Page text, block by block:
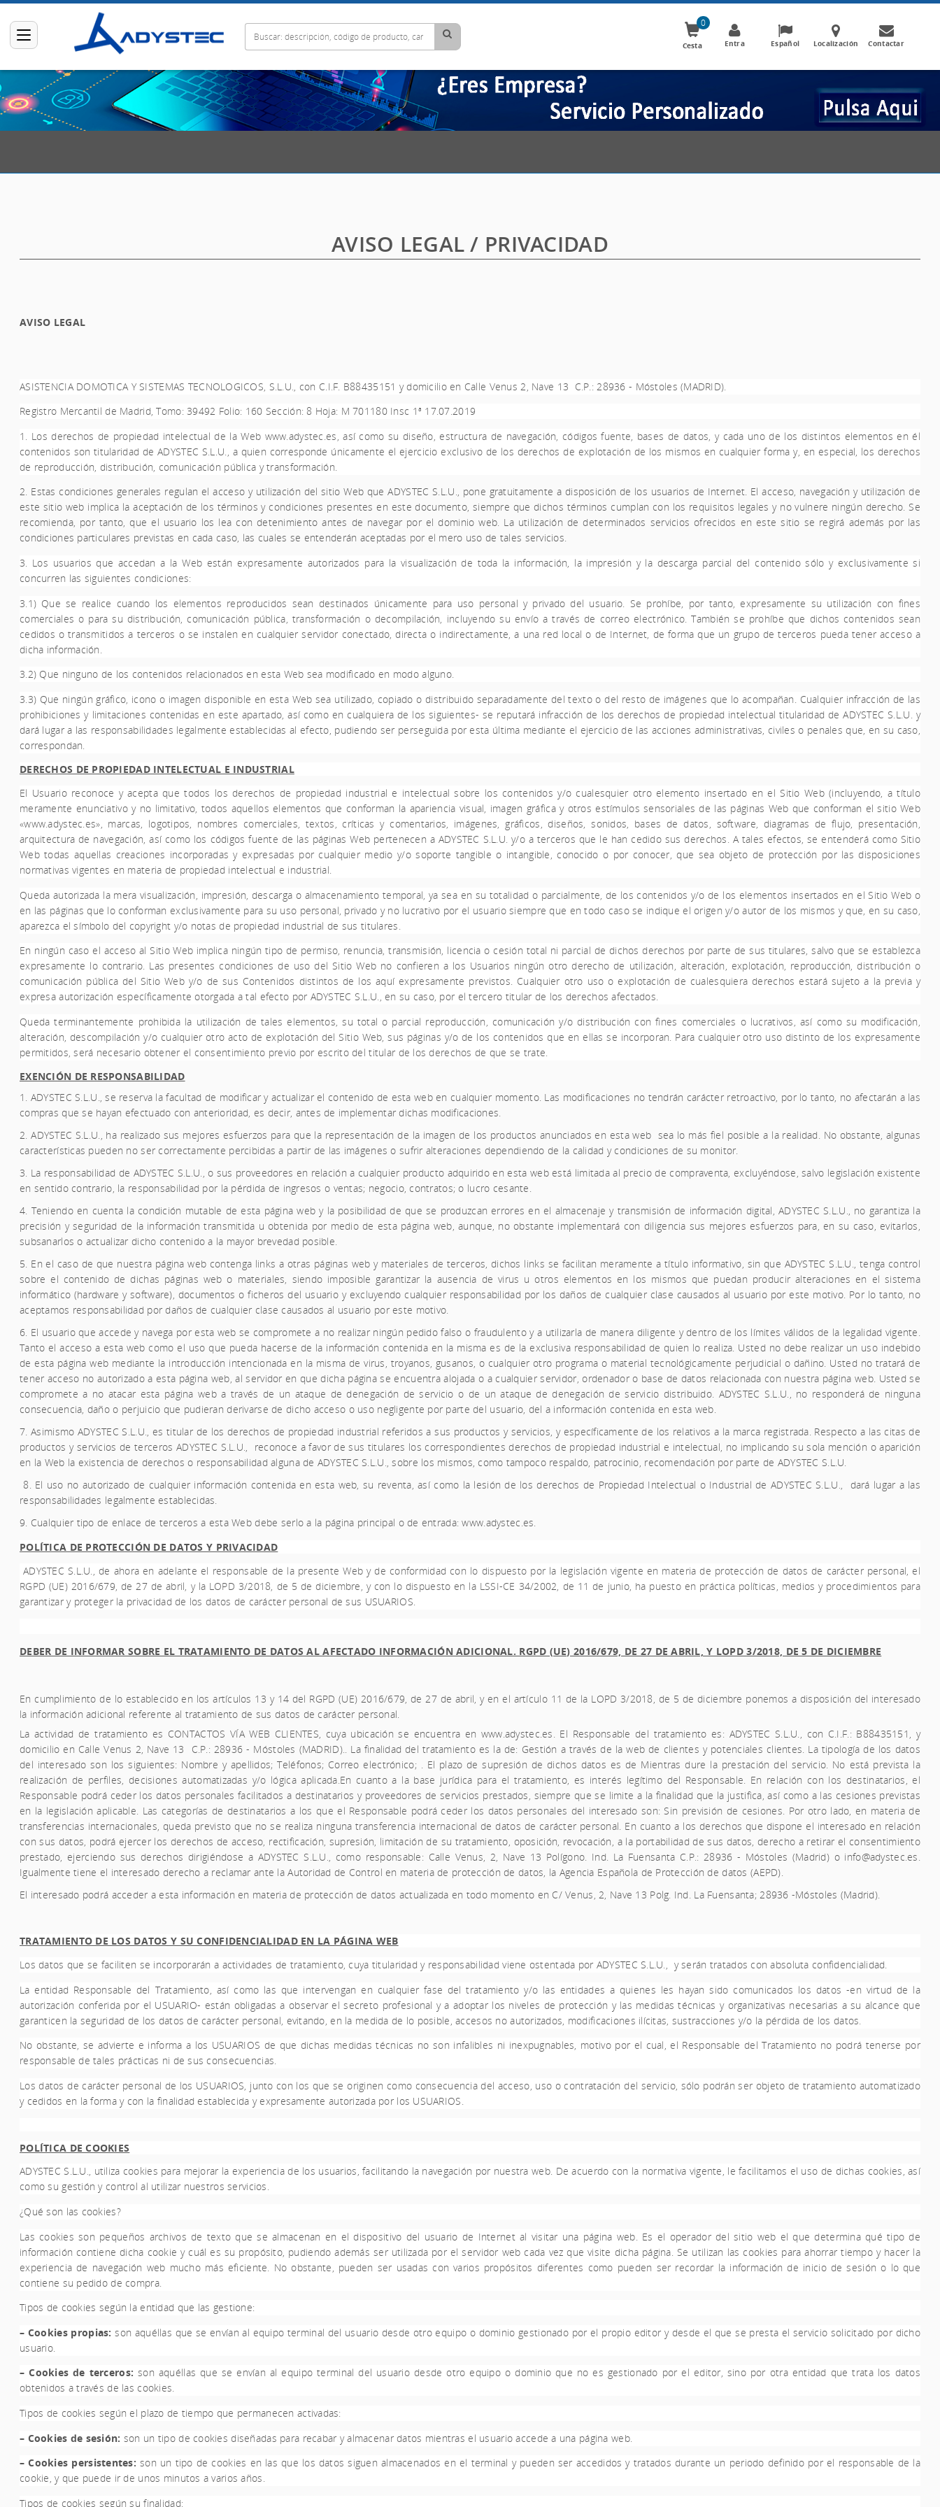
Cesta
0
Entra Español Localización Contactar
AVISO LEGAL / PRIVACIDAD
AVISO LEGAL
ASISTENCIA DOMOTICA Y SISTEMAS TECNOLOGICOS, S.L.U. , con C.I.F. B88435151 y domicilio en Calle Venus 2, Nave 13 C.P.: 28936 - Móstoles (MADRID).
Registro Mercantil de Madrid, Tomo: 39492 Folio: 160 Sección: 8 Hoja: M 701180 Insc 1ª 17.07.2019
1. Los derechos de propiedad intelectual de la Web www.adystec.es, así como su diseño, estructura de navegación, códigos fuente, bases de datos, y cada uno de los distintos elementos en él
contenidos son titularidad deADYSTEC S.L.U., a quien corresponde únicamente el ejercicio exclusivo de los derechos de explotación de los mismos en cualquier forma y, en especial, los derechos
de reproducción, distribución, comunicación pública y transformación.
2. Estas condiciones generales regulan el acceso y utilización del sitio Web que ADYSTEC S.L.U., pone gratuitamente a disposición de los usuarios de Internet. El acceso, navegación y utilización de
este sitio web implica la aceptación de los términos y condiciones presentes en este documento, siempre que dichos términos cumplan con los requisitos legales y no vulnere ningún derecho. Se
recomienda, por tanto, que el usuario los lea con detenimiento antes de navegar por el dominio web. La utilización de determinados servicios ofrecidos en este sitio se regirá además por las
condiciones particulares previstas en cada caso, las cuales se entenderán aceptadas por el mero uso de tales servicios.
3. Los usuarios que accedan a la Web están expresamente autorizados para la visualización de toda la información, la impresión y la descarga parcial del contenido sólo y exclusivamente si
concurren las siguientes condiciones:
3.1) Que se realice cuando los elementos reproducidos sean destinados únicamente para uso personal y privado del usuario. Se prohíbe, por tanto, expresamente su utilización con fines
comerciales o para su distribución, comunicación pública, transformación o decompilación, incluyendo su envío a través de correo electrónico. También se prohíbe que dichos contenidos sean
cedidos o transmitidos a terceros o se instalen en cualquier servidor conectado, directa o indirectamente, a una red local o de Internet, de forma que un grupo de terceros pueda tener acceso a
dicha información.
3.2) Que ninguno de los contenidos relacionados en esta Web sea modificado en modo alguno.
3.3) Que ningún gráfico, icono o imagen disponible en esta Web sea utilizado, copiado o distribuido separadamente del texto o del resto de imágenes que lo acompañan. Cualquier infracción de las
prohibiciones y limitaciones contenidas en este apartado, así como en cualquiera de los siguientes- se reputará infracción de los derechos de propiedad intelectual titularidad deADYSTEC S.L.U. y
dará lugar a las responsabilidades legalmente establecidas al efecto, pudiendo ser perseguida por esta última mediante el ejercicio de las acciones administrativas, civiles o penales que, en su caso,
correspondan.
DERECHOS DE PROPIEDAD INTELECTUAL E INDUSTRIAL
El Usuario reconoce y acepta que todos los derechos de propiedad industrial e intelectual sobre los contenidos y/o cualesquier otro elemento insertado en el Sitio Web (incluyendo, a título
meramente enunciativo y no limitativo, todos aquellos elementos que conforman la apariencia visual, imagen gráfica y otros estímulos sensoriales de las páginas Web que conforman el sitio Web
«www.adystec.es», marcas, logotipos, nombres comerciales, textos, críticas y comentarios, imágenes, gráficos, diseños, sonidos, bases de datos, software, diagramas de flujo, presentación,
arquitectura de navegación, así como los códigos fuente de las páginas Web pertenecen a ADYSTEC S.L.U. y/o a terceros que le han cedido sus derechos. A tales efectos, se entenderá como Sitio
Web todas aquellas creaciones incorporadas y expresadas por cualquier medio y/o soporte tangible o intangible, conocido o por conocer, que sea objeto de protección por las disposiciones
normativas vigentes en materia de propiedad intelectual e industrial.
Queda autorizada la mera visualización, impresión, descarga o almacenamiento temporal, ya sea en su totalidad o parcialmente, de los contenidos y/o de los elementos insertados en el Sitio Web o
en las páginas que lo conforman exclusivamente para su uso personal, privado y no lucrativo por el usuario siempre que en todo caso se indique el origen y/o autor de los mismos y que, en su caso,
aparezca el símbolo del copyright y/o notas de propiedad industrial de sus titulares.
En ningún caso el acceso al Sitio Web implica ningún tipo de permiso, renuncia, transmisión, licencia o cesión total ni parcial de dichos derechos por parte de sus titulares, salvo que se establezca
expresamente lo contrario. Las presentes condiciones de uso del Sitio Web no confieren a los Usuarios ningún otro derecho de utilización, alteración, explotación, reproducción, distribución o
comunicación pública del Sitio Web y/o de sus Contenidos distintos de los aquí expresamente previstos. Cualquier otro uso o explotación de cualesquiera derechos estará sujeto a la previa y
expresa autorización específicamente otorgada a tal efecto por ADYSTEC S.L.U., en su caso, por el tercero titular de los derechos afectados.
Queda terminantemente prohibida la utilización de tales elementos, su total o parcial reproducción, comunicación y/o distribución con fines comerciales o lucrativos, así como su modificación,
alteración, descompilación y/o cualquier otro acto de explotación del Sitio Web, sus páginas y/o de los contenidos que en ellas se incorporan. Para cualquier otro uso distinto de los expresamente
permitidos, será necesario obtener el consentimiento previo por escrito del titular de los derechos de que se trate.
EXENCIÓN DE RESPONSABILIDAD
1. ADYSTEC S.L.U.,se reserva la facultad de modificar y actualizar el contenido de esta web en cualquier momento. Las modificaciones no tendrán carácter retroactivo, por lo tanto, no afectarán a las
compras que se hayan efectuado con anterioridad, es decir, antes de implementar dichas modificaciones.
2.ADYSTEC S.L.U., ha realizado sus mejores esfuerzos para que la representación de la imagen de los productos anunciados en esta web sea lo más fiel posible a la realidad. No obstante, algunas
características pueden no ser correctamente percibidas a partir de las imágenes o sufrir alteraciones dependiendo de la calidad y condiciones de su monitor.
3. La responsabilidad de ADYSTEC S.L.U.,o sus proveedores en relación a cualquier producto adquirido en esta web está limitada al precio de compraventa, excluyéndose, salvo legislación existente
en sentido contrario, la responsabilidad por la pérdida de ingresos o ventas; negocio, contratos; o lucro cesante.
4. Teniendo en cuenta la condición mutable de esta página web y la posibilidad de que se produzcan errores en el almacenaje y transmisión de información digital,ADYSTEC S.L.U., no garantiza la
precisión y seguridad de la información transmitida u obtenida por medio de esta página web, aunque, no obstante implementará con diligencia sus mejores esfuerzos para, en su caso, evitarlos,
subsanarlos o actualizar dicho contenido a la mayor brevedad posible.
5. En el caso de que nuestra página web contenga links a otras páginas web y materiales de terceros, dichos links se facilitan meramente a título informativo, sin que ADYSTEC S.L.U., tenga control
sobre el contenido de dichas páginas web o materiales, siendo imposible garantizar la ausencia de virus u otros elementos en los mismos que puedan producir alteraciones en el sistema
informático (hardware y software), documentos o ficheros del usuario y excluyendo cualquier responsabilidad por los daños de cualquier clase causados al usuario por este motivo. Por lo tanto, no
aceptamos responsabilidad por daños de cualquier clase causados al usuario por este motivo.
6. El usuario que accede y navega por esta web se compromete a no realizar ningún pedido falso o fraudulento y a utilizarla de manera diligente y dentro de los límites válidos de la legalidad vigente.
Tanto el acceso a esta web como el uso que pueda hacerse de la información contenida en la misma es de la exclusiva responsabilidad de quien lo realiza. Usted no debe realizar un uso indebido
de esta página web mediante la introducción intencionada en la misma de virus, troyanos, gusanos, o cualquier otro programa o material tecnológicamente perjudicial o dañino. Usted no tratará de
tener acceso no autorizado a esta página web, al servidor en que dicha página se encuentra alojada o a cualquier servidor, ordenador o base de datos relacionada con nuestra página web. Usted se
compromete a no atacar esta página web a través de un ataque de denegación de servicio o de un ataque de denegación de servicio distribuido. ADYSTEC S.L.U., no responderá de ninguna
consecuencia, daño o perjuicio que pudieran derivarse de dicho acceso o uso negligente por parte del usuario, del a información contenida en esta web.
7. Asimismo ADYSTEC S.L.U., es titular de los derechos de propiedad industrial referidos a sus productos y servicios, y específicamente de los relativos a la marca registrada. Respecto a las citas de
productos y servicios de tercerosADYSTEC S.L.U.,
reconoce a favor de sus titulares los correspondientes derechos de propiedad industrial e intelectual, no implicando su sola mención o aparición
en la Web la existencia de derechos o responsabilidad alguna de ADYSTEC S.L.U.,sobre los mismos, como tampoco respaldo, patrocinio, recomendación por parte de ADYSTEC S.L.U.
8. El uso no autorizado de cualquier información contenida en esta web, su reventa, así como la lesión de los derechos de Propiedad Intelectual o Industrial de ADYSTEC S.L.U.,
dará lugar a las
responsabilidades legalmente establecidas.
9. Cualquier tipo de enlace de terceros a esta Web debe serlo a la página principal o de entrada:www.adystec.es.
POLÍTICA DE PROTECCIÓN DE DATOS Y PRIVACIDAD
ADYSTEC S.L.U.,
de ahora en adelante el responsable de la presente Web y de conformidad con lo dispuesto por la legislación vigente en materia de protección de datos de carácter personal, el
RGPD (UE) 2016/679, de 27 de abril, y la LOPD 3/2018, de 5 de diciembre, y con lo dispuesto en la LSSI-CE 34/2002, de 11 de junio, ha puesto en práctica políticas, medios y procedimientos para
garantizar y proteger la privacidad de los datos de carácter personal de sus USUARIOS.
DEBER DE INFORMAR SOBRE EL TRATAMIENTO DE DATOS AL AFECTADO INFORMACIÓN ADICIONAL. RGPD (UE) 2016/679, DE 27 DE ABRIL, Y LOPD 3/2018, DE 5 DE DICIEMBRE
En cumplimiento de lo establecido en los artículos 13 y 14 del RGPD (UE) 2016/679, de 27 de abril, y en el artículo 11 de la LOPD 3/2018, de 5 de diciembre ponemos a disposición del interesado
la información adicional referente al tratamiento de sus datos de carácter personal.
La actividad de tratamiento es CONTACTOS VÍA WEB CLIENTES, cuya ubicación se encuentra en www. adystec .es. El Responsable del tratamiento es: ADYSTEC S.L.U., con C.I.F.: B88435151
, y
domicilio en Calle Venus 2, Nave 13
C.P.: 28936 - Móstoles (MADRID).. La finalidad del tratamiento es la de: Gestión a través de la web de clientes y potenciales clientes. La tipología de los datos
del interesado son los siguientes: Nombre y apellidos; Teléfonos; Correo electrónico; . El plazo de supresión de dichos datos es de Mientras dure la prestación del servicio. No está prevista la
realización de perfiles, decisiones automatizadas y/o lógica aplicada.En cuanto a la base jurídica para el tratamiento, es interés legítimo del Responsable. En relación con los destinatarios, el
Responsable podrá ceder los datos personales facilitados a destinatarios y proveedores de servicios prestados, siempre que se limite a la finalidad que la justifica, así como a las cesiones previstas
en la legislación aplicable. Las categorías de destinatarios a los que el Responsable podrá ceder los datos personales del interesado son: Sin previsión de cesiones. Por otro lado, en materia de
transferencias internacionales, queda previsto que no se realiza ninguna transferencia internacional de datos de carácter personal. En cuanto a los derechos que dispone el interesado en relación
con sus datos, podrá ejercer los derechos de acceso, rectificación, supresión, limitación de su tratamiento, oposición, revocación, a la portabilidad de sus datos, derecho a retirar el consentimiento
prestado, ejerciendo sus derechos dirigiéndose a ADYSTEC S.L.U., como responsable: Calle Venus, 2, Nave 13 Polígono. Ind. La Fuensanta C.P.: 28936 - Móstoles (Madrid) o info@adystec .es.
Igualmente tiene el interesado derecho a reclamar ante la Autoridad de Control en materia de protección de datos, la Agencia Española de Protección de datos (AEPD).
El interesado podrá acceder a esta información en materia de protección de datos actualizada en todo momento en C/ Venus, 2, Nave 13 Polg. Ind. La Fuensanta; 28936 -Móstoles (Madrid).
TRATAMIENTO DE LOS DATOS Y SU CONFIDENCIALIDAD EN LA PÁGINA WEB
Los datos que se faciliten se incorporarán a actividades de tratamiento, cuya titularidad y responsabilidad viene ostentada por ADYSTEC S.L.U., y serán tratados con absoluta confidencialidad.
La entidad Responsable del Tratamiento, así como las que intervengan en cualquier fase del tratamiento y/o las entidades a quienes les hayan sido comunicados los datos -en virtud de la
autorización conferida por el USUARIO- están obligadas a observar el secreto profesional y a adoptar los niveles de protección y las medidas técnicas y organizativas necesarias a su alcance que
garanticen la seguridad de los datos de carácter personal, evitando, en la medida de lo posible, accesos no autorizados, modificaciones ilícitas, sustracciones y/o la pérdida de los datos.
No obstante, se advierte e informa a los USUARIOS de que dichas medidas técnicas no son infalibles ni inexpugnables, motivo por el cual, el Responsable del Tratamiento no podrá tenerse por
responsable de tales prácticas ni de sus consecuencias.
Los datos de carácter personal de los USUARIOS, junto con los que se originen como consecuencia del acceso, uso o contratación del servicio, sólo podrán ser objeto de tratamiento automatizado
y cedidos en la forma y con la finalidad establecida y expresamente autorizada por los USUARIOS.
POLÍTICA DE COOKIES
ADYSTEC S.L.U., utiliza cookies para mejorar la experiencia de los usuarios, facilitando la navegación por nuestra web. De acuerdo con la normativa vigente, le facilitamos el uso de dichas cookies, así
como su gestión y control al utilizar nuestros servicios.
¿Qué son las cookies?
Las cookies son pequeños archivos de texto que se almacenan en el dispositivo del usuario de Internet al visitar una página web. Es el operador del sitio web el que determina qué tipo de
información contiene dicha cookie y cuál es su propósito, pudiendo además ser utilizada por el servidor web cada vez que visite dicha página. Se utilizan las cookies para ahorrar tiempo y hacer la
experiencia de navegación web mucho más eficiente. No obstante, pueden ser usadas con varios propósitos diferentes como pueden ser recordar la información de inicio de sesión o lo que
contiene su pedido de compra.
Tipos de cookies según la entidad que las gestione:
– Cookies propias: son aquéllas que se envían al equipo terminal del usuario desde otro equipo o dominio gestionado por el propio editor y desde el que se presta el servicio solicitado por dicho
usuario.
– Cookies de terceros: son aquéllas que se envían al equipo terminal del usuario desde otro equipo o dominio que no es gestionado por el editor, sino por otra entidad que trata los datos
obtenidos a través de las cookies.
Tipos de cookies según el plazo de tiempo que permanecen activadas:
– Cookies de sesión: son un tipo de cookies diseñadas para recabar y almacenar datos mientras el usuario accede a una página web.
– Cookies persistentes: son un tipo de cookies en las que los datos siguen almacenados en el terminal y pueden ser accedidos y tratados durante un periodo definido por el responsable de la
cookie, y que puede ir de unos minutos a varios años.
Tipos de cookies según su finalidad: